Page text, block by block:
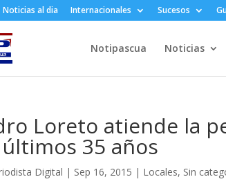
Noticias al dia Internacionales Sucesos
Notipascua Noticias
Loreto atiende la
35 años
Digital | Sep 16, 2015 | Locales, Sin